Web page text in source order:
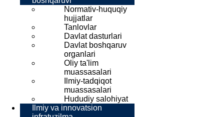
Normativ-huquqiy
hujjatlar
Tanlovlar
Davlat dasturlari
Davlat boshqaruv
organlari
Oliy ta'lim
muassasalari
Ilmiy-tadqiqot
muassasalari
Hududiy salohiyat
Ilmiy va innovatsion